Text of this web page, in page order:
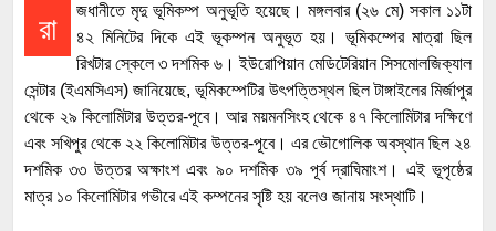
রা
জধানীতে মৃদু ভূমিকম্প অনুভূতি হয়েছে। মঙ্গলবার (২৬ মে) সকাল ১১টা
৪২ মিনিটের দিকে এই ভূকম্পন অনুভূত হয়। ভূমিকম্পের মাত্রা ছিল
রিখটার স্কেলে ৩ দশমিক ৬। ইউরোপিয়ান মেডিটেরিয়ান সিসমোলজিক্যাল
সেন্টার (ইএমসিএস) জানিয়েছে, ভূমিকম্পেটির উৎপত্তিস্থল ছিল টাঙ্গাইলের মির্জাপুর
থেকে ২৯ কিলোমিটার উত্তর-পূবে। আর ময়মনসিংহ থেকে ৪৭ কিলোমিটার দক্ষিণে
এবং সখিপুর থেকে ২২ কিলোমিটার উত্তর-পূবে। এর ভৌগোলিক অবস্থান ছিল ২৪
দশমিক ৩৩ উত্তর অক্ষাংশ এবং ৯০ দশমিক ৩৯ পূর্ব দ্রাঘিমাংশ। এই ভূপৃষ্ঠের
মাত্র ১০ কিলোমিটার গভীরে এই কম্পনের সৃষ্টি হয় বলেও জানায় সংস্থাটি।